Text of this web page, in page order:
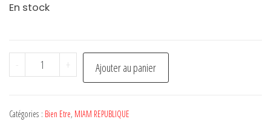
En stock
-
quantité
de
bio
+ Ajouter au panier
Catégories : Bien Etre, MIAM REPUBLIQUE